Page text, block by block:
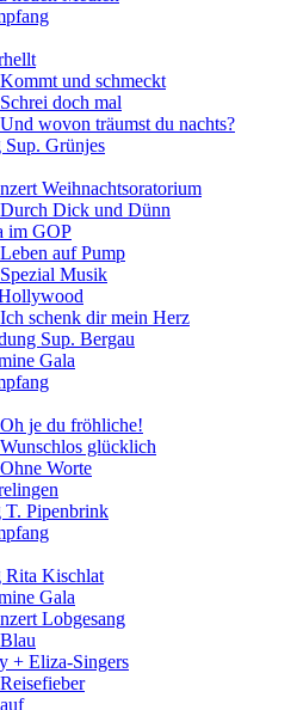
und schmeckt
doch mal
wovon träumst du nachts?
Grünjes
Weihnachtsoratorium
Dick und Dünn
im GOP
auf Pump
Musik
schenk dir mein Herz
Sup. Bergau
Gala
je du fröhliche!
glücklich
Worte
Pipenbrink
Rita Kischlat
Gala
Lobgesang
+ Eliza-Singers